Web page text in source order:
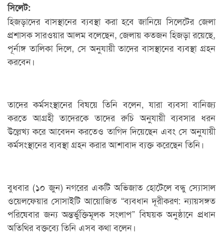
সিলেট:
হিজড়াদের বাসস্থানের ব্যবস্থা করা হবে জানিয়ে সিলেটের জেলা
প্রশাসক সারওয়ার আলম বলেছেন, জেলায় কতজন হিজড়া রয়েছে,
পূর্নাঙ্গ তালিকা দিলে, সে অনুযায়ী তাদের বাসস্থানের ব্যবস্থা গ্রহন
করবেন।
তাদের কর্মসংস্থানের বিষয়ে তিনি বলেন, যারা ব্যবসা বানিজ্য
করতে আগ্রহী তাদেরকে তাদের রুচি অনুযায়ী ব্যবসার ধরন
উল্লেখ্য করে আবেদন করতেও তাগিদ দিয়েছেন এবং সে অনুযায়ী
কর্মসংস্থানের ব্যবস্থা গ্রহন করার আশাবাদ ব্যক্ত করেছেন তিনি।
বুধবার (১০ জুন) নগরের একটি অভিজাত হোটেলে বন্ধু স্যোসাল
ওয়েলফেয়ার সোসাইটি আয়োজিত “ব্যবধান দূরীকরণ: ন্যায়সঙ্গত
পরিষেবার জন্য অন্তর্ভুক্তিমূলক সংলাপ” বিষয়ক অনুষ্ঠানে প্রধান
অতিথির বক্তব্যে তিনি এসব কথা বলেন।